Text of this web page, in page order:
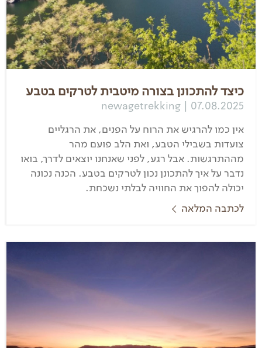
כיצד להתכונן בצורה מיטבית לטרקים בטבע
newagetrekking | 07.08.2025
אין כמו להרגיש את הרוח על הפנים, את הרגליים
צועדות בשבילי הטבע, ואת הלב פועם מהר
מההתרגשות. אבל רגע, לפני שאנחנו יוצאים לדרך, בואו
נדבר על איך להתכונן נכון לטרקים בטבע. הכנה נכונה
יכולה להפוך את החוויה לבלתי נשכחת.
לכתבה המלאה